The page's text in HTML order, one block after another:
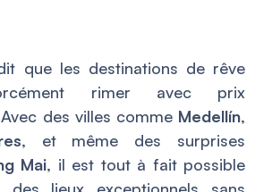
que les destinations de rêve
rimer avec prix
des villes comme Medellín,
, et même des surprises
Mai, il est tout à fait possible